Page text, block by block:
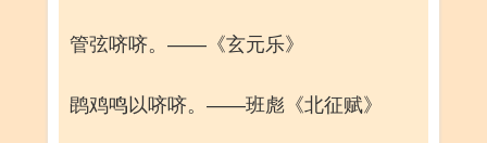
管弦哜哜。——《玄元乐》
鹍鸡鸣以哜哜。——班彪《北征赋》